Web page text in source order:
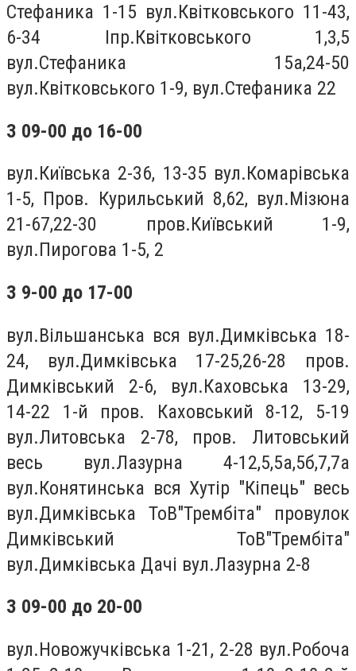
Стефаника 1-15 вул.Квiтковського 11-43,
6-34 Іпр.Квiтковського 1,3,5
вул.Стефаника 15а,24-50
вул.Квiтковського 1-9, вул.Стефаника 22
З 09-00 до 16-00
вул.Київська 2-36, 13-35 вул.Комарiвська
1-5, Пров. Курильський 8,62, вул.Мізюна
21-67,22-30 пров.Київський 1-9,
вул.Пирогова 1-5, 2
З 9-00 до 17-00
вул.Вiльшанська вся вул.Димкiвська 18-
24, вул.Димкiвська 17-25,26-28 пров.
Димкiвський 2-6, вул.Каховська 13-29,
14-22 1-й пров. Каховський 8-12, 5-19
вул.Литовська 2-78, пров. Литовський
весь вул.Лазурна 4-12,5,5а,5б,7,7а
вул.Конятинська вся Хутір "Кіпець" весь
вул.Димківська ТоВ"Трембіта" провулок
Димківський ТоВ"Трембіта"
вул.Димківська Дачі вул.Лазурна 2-8
З 09-00 до 20-00
вул.Новожучкiвська 1-21, 2-28 вул.Робоча